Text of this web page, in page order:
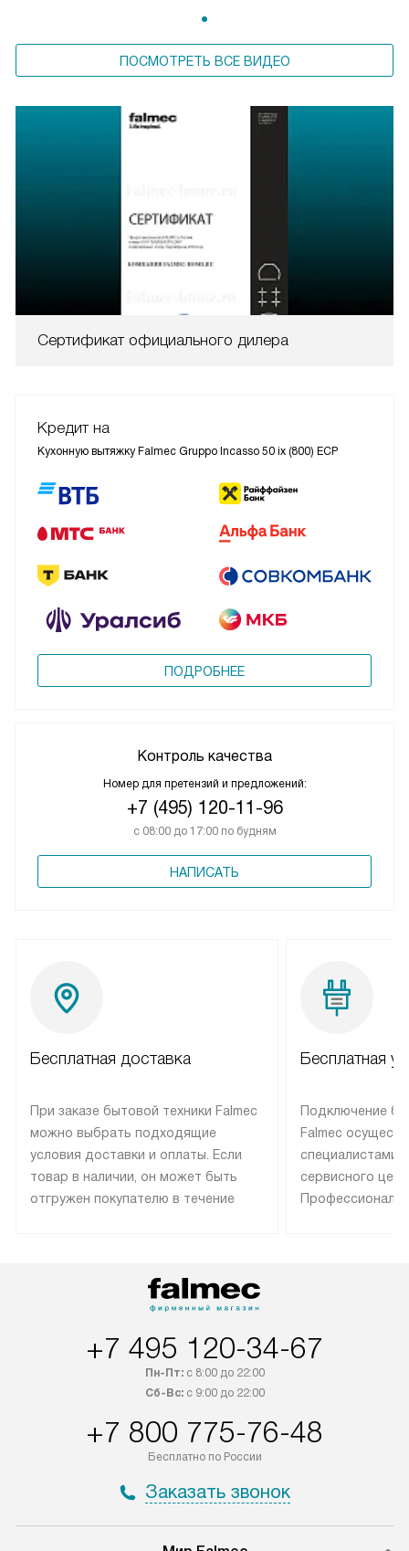
ПОСМОТРЕТЬ ВСЕ ВИДЕО
Сертификат официального дилера
Кредит на
Кухонную вытяжку Falmec Gruppo Incasso 50 ix (800) ECP
ПОДРОБНЕЕ
Контроль качества
Номер для претензий и предложений:
+7 (495) 120-11-96
с 08:00 до 17:00 по будням
НАПИСАТЬ
Бесплатная доставка
При заказе бытовой техники Falmec
можно выбрать подходящие
условия доставки и оплаты. Если
товар в наличии, он может быть
отгружен покупателю в течение
оплачивается дополнительно.
Возможна доставка товаров по
Бесплатная
Подключение
Falmec
специалистами
сервисного
+7 495 120-34-67
Пн-Пт:с 8:00 до 22:00
Сб-Вс:с 9:00 до 22:00
+7 800 775-76-48
Бесплатно по России
Заказать звонок